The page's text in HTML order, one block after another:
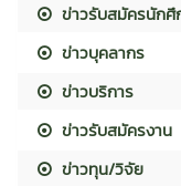
ข่าวรับสมัครนักศึ
ข่าวบุคลากร
ข่าวบริการ
ข่าวรับสมัครงาน
ข่าวทุน/วิจัย